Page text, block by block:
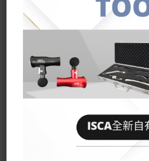
等待已久
~~~
2022年開端先
大家新年快樂